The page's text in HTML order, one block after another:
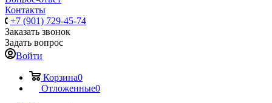
Контакты
+7 (901) 729-45-74
Заказать звонок
Задать вопрос
Войти
Корзина0
Отложенные0